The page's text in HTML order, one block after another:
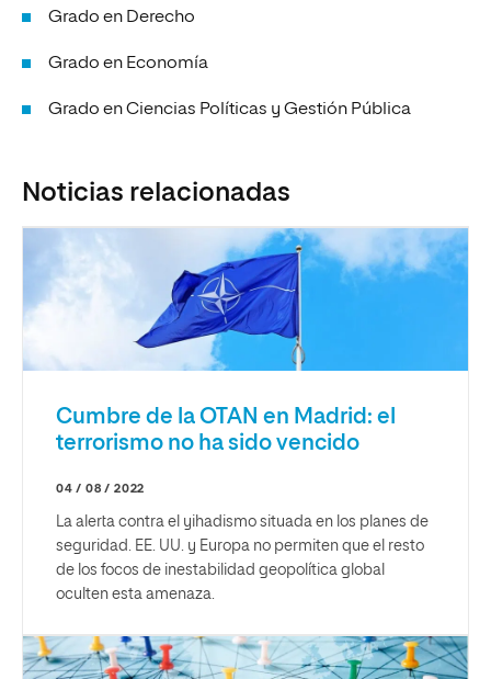
Grado en Derecho
Grado en Economía
Grado en Ciencias Políticas y Gestión Pública
Noticias relacionadas
Cumbre de la OTAN en Madrid: el
terrorismo no ha sido vencido
04 / 08 / 2022
La alerta contra el yihadismo situada en los planes de
seguridad. EE. UU. y Europa no permiten que el resto
de los focos de inestabilidad geopolítica global
oculten esta amenaza.